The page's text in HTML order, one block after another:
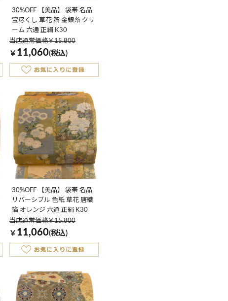
30%OFF 【美品】 袋帯 名品
宝尽くし 草花 箔 金銀糸 クリ
ーム 六通 正絹 K30
当店通常価格￥15,800
￥ 11,060(税込)
30%OFF 【美品】 袋帯 名品
リバーシブル 色紙 草花 唐織
箔 オレンジ 六通 正絹 K30
当店通常価格￥15,800
￥ 11,060(税込)